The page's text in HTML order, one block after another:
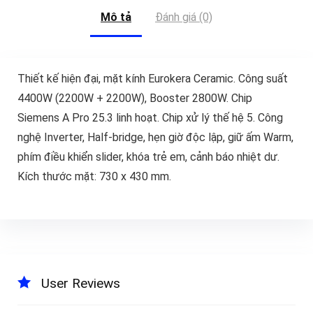
Mô tả Đánh giá (0)
Thiết kế hiện đại, mặt kính Eurokera Ceramic. Công suất
4400W (2200W + 2200W), Booster 2800W. Chip
Siemens A Pro 25.3 linh hoạt. Chip xử lý thế hệ 5. Công
nghệ Inverter, Half-bridge, hẹn giờ độc lập, giữ ấm Warm,
phím điều khiển slider, khóa trẻ em, cảnh báo nhiệt dư.
Kích thước mặt: 730 x 430 mm.
User Reviews